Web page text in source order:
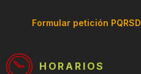
Formular petición PQRSD
HORARIOS